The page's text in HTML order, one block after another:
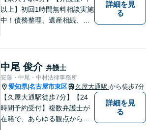
以上】初回1時間無料相談実施
中！債務整理、遺産相続、離
まずはお気軽にご相談くださ
い！【駐車場近く】
詳細を見
る
中尾 俊介 弁護士
安藤・中尾・中村法律事務所
愛知県|名古屋市東区 久屋大通駅 から徒歩7分
【久屋大通駅徒歩7分】【24
時間予約受付】複数弁護士が
在籍で、あらゆる観点から丁
詳細を見
る